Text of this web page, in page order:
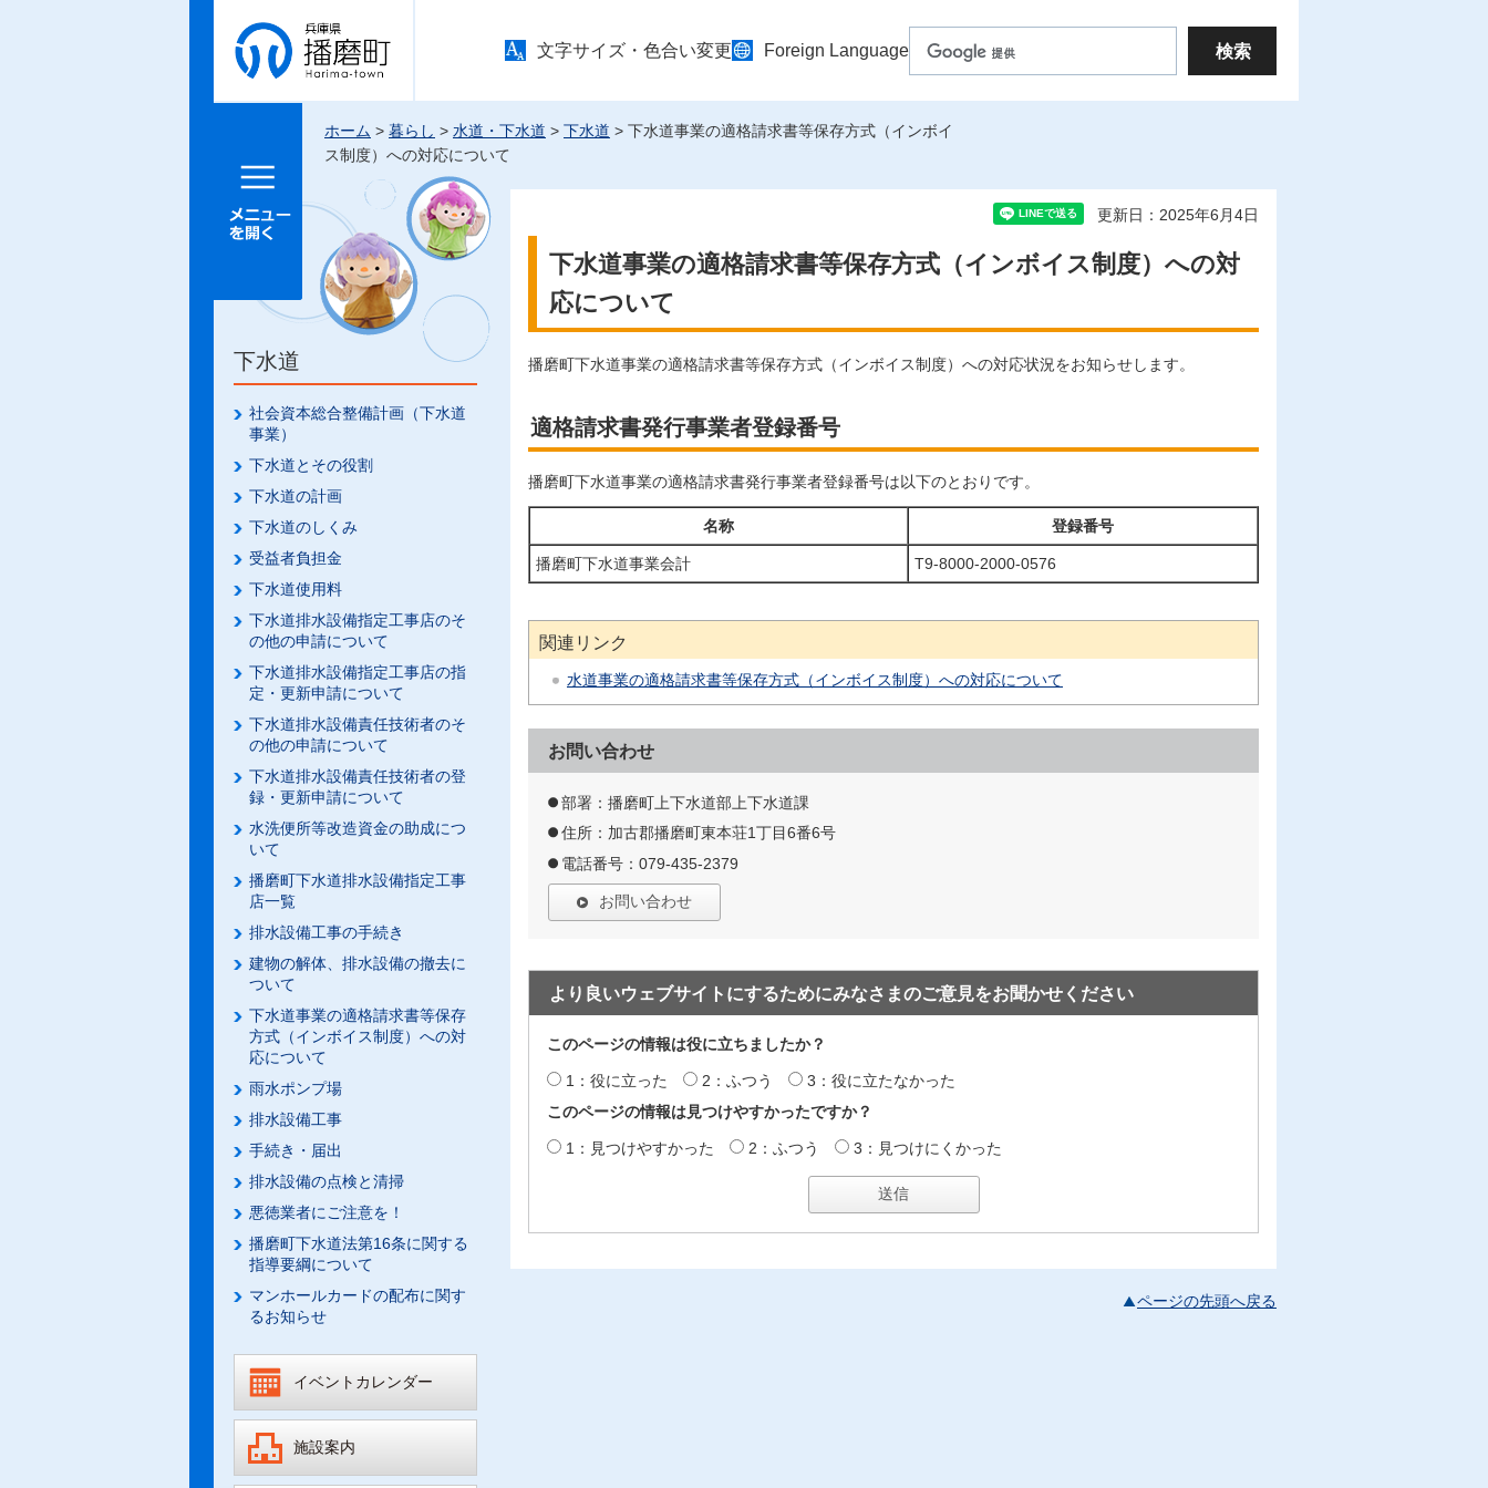
兵庫県 播
磨町
文字サイズ・色合い変更 Foreign Language
メニュー
ホーム > 暮らし > 水道・下水道 > 下水道 > 下水道事業の適格請求書等保存方式（インボイ
ス制度）への対応について
下水道
社会資本総合整備計画（下水道
事業）
下水道とその役割
下水道の計画
下水道のしくみ
受益者負担金
下水道使用料
下水道排水設備指定工事店のそ
の他の申請について
下水道排水設備指定工事店の指
定・更新申請について
下水道排水設備責任技術者のそ
の他の申請について
下水道排水設備責任技術者の登
録・更新申請について
水洗便所等改造資金の助成につ
いて
播磨町下水道排水設備指定工事
店一覧
排水設備工事の手続き
建物の解体、排水設備の撤去に
ついて
下水道事業の適格請求書等保存
方式（インボイス制度）への対
応について
雨水ポンプ場
排水設備工事
手続き・届出
排水設備の点検と清掃
悪徳業者にご注意を！
播磨町下水道法第16条に関する
指導要綱について
マンホールカードの配布に関す
るお知らせ
イベントカレンダー
施設案内
更新日：2025年6月4日
下水道事業の適格請求書等保存方式（インボイス制度）への対
応について
播磨町下水道事業の適格請求書等保存方式（インボイス制度）への対応状況をお知らせします。
適格請求書発行事業者登録番号
播磨町下水道事業の適格請求書発行事業者登録番号は以下のとおりです。
名称 登録番号
播磨町下水道事業会計 T9-8000-2000-0576
関連リンク
水道事業の適格請求書等保存方式（インボイス制度）への対応について
お問い合わせ
部署：播磨町上下水道部上下水道課
住所：加古郡播磨町東本荘1丁目6番6号
電話番号：079-435-2379
お問い合わせ
より良いウェブサイトにするためにみなさまのご意見をお聞かせください
このページの情報は役に立ちましたか？
1：役に立った 2：ふつう
3：役に立たなかった
このページの情報は見つけやすかったですか？
1：見つけやすかった 2：ふつう 3：見つけにくかった
ページの先頭へ戻る